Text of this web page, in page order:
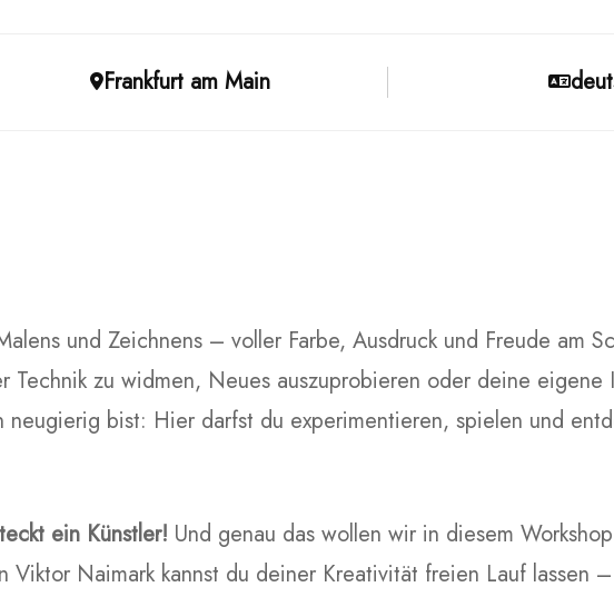
Frankfurt am Main
und Zeichnens – voller Farbe, Ausdruck und Freude am
zu widmen, Neues auszuprobieren oder deine eigene
bist: Hier darfst du experimentieren, spielen und
ein Künstler! Und genau das wollen wir in diesem
Viktor Naimark kannst du deiner Kreativität freien Lauf lassen